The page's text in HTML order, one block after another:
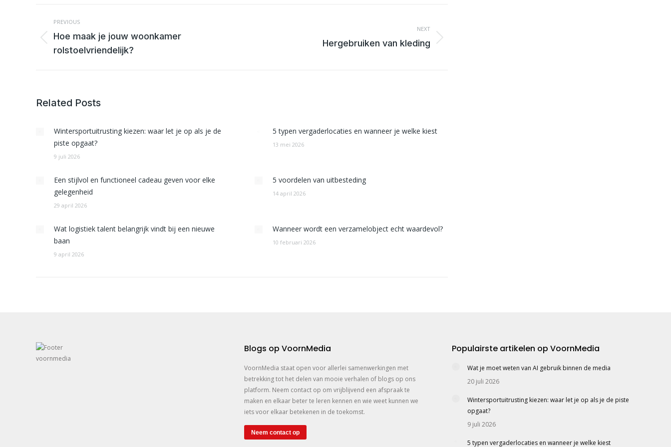
NAVIGATION
PREVIOUS
Previous
post:
Hoe maak je jouw woonkamer
rolstoelvriendelijk?
NEXT
Hergebruiken van kleding
Related Posts
Wintersportuitrusting kiezen: waar let je op als je de
piste opgaat?
9 juli 2026
5 typen vergaderlocaties en wanneer je welke kiest
13 mei 2026
Een stijlvol en functioneel cadeau geven voor elke
gelegenheid
29 april 2026
5 voordelen van uitbesteding
14 april 2026
Wat logistiek talent belangrijk vindt bij een nieuwe
baan
9 april 2026
Wanneer wordt een verzamelobject echt waardevol?
10 februari 2026
Blogs op VoornMedia
VoornMedia staat open voor allerlei samenwerkingen met
betrekking tot het delen van mooie verhalen of blogs op ons
platform. Neem contact op om vrijblijvend een afspraak te
maken en elkaar beter te leren kennen en wie weet kunnen we
iets voor elkaar betekenen in de toekomst.
Neem contact op
Populairste artikelen op VoornMedia
Wat je moet weten van AI gebruik binnen de media
20 juli 2026
Wintersportuitrusting kiezen: waar let je op als je de piste
opgaat?
9 juli 2026
5 typen vergaderlocaties en wanneer je welke kiest